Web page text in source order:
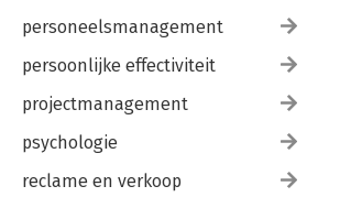
personeelsmanagement
persoonlijke effectiviteit
projectmanagement
psychologie
reclame en verkoop